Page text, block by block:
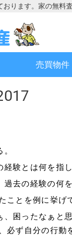
ります。家の無料
売買物件
験とは何を指
去の経験の何
とを例に挙げ
、困ったなぁと
必ず自分の行動